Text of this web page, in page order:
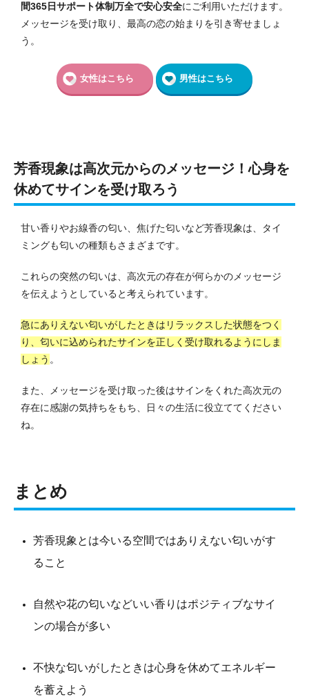
間365日サポート体制万全で安心安全にご利用いただけます。
メッセージを受け取り、最高の恋の始まりを引き寄せましょ
う。
女性はこちら 男性はこちら
芳香現象は高次元からのメッセージ！心身を
休めてサインを受け取ろう
甘い香りやお線香の匂い、焦げた匂いなど芳香現象は、タイ
ミングも匂いの種類もさまざまです。
これらの突然の匂いは、高次元の存在が何らかのメッセージ
を伝えようとしていると考えられています。
急にありえない匂いがしたときはリラックスした状態をつく
り、匂いに込められたサインを正しく受け取れるようにしま
しょう 。
また、メッセージを受け取った後はサインをくれた高次元の
存在に感謝の気持ちをもち、日々の生活に役立ててください
ね。
まとめ
芳香現象とは今いる空間ではありえない匂いがす
ること
自然や花の匂いなどいい香りはポジティブなサイ
ンの場合が多い
不快な匂いがしたときは心身を休めてエネルギー
を蓄えよう